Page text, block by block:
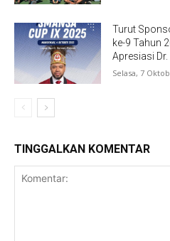
Turut
ke-9 Tahun
Apresiasi
Selasa, 7
TINGGALKAN KOMENTAR